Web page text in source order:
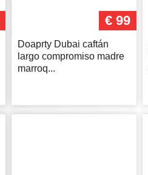
€ 99
Doaprty Dubai caftán
largo compromiso madre
marroq...